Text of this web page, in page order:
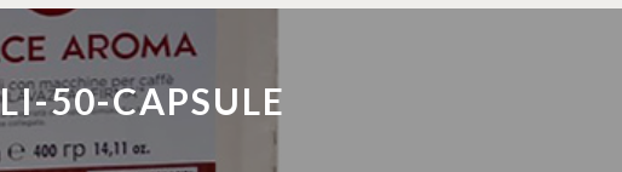
50-CAPSULE